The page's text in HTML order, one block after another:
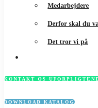
Medarbejdere
Derfor skal du
Det tror vi på
KONTAKT OS
DOWNLOAD KATALOG